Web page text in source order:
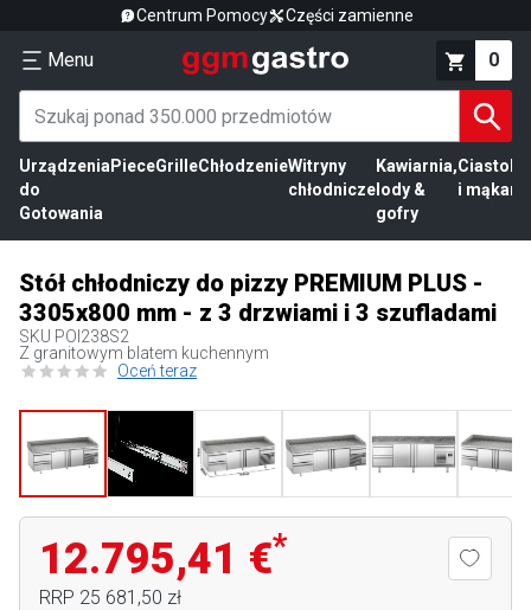
Centrum Pomocy Części zamienne
Menu 0
Urządzenia
do
Gotowania
PieceGrilleChłodzenieWitryny
chłodnicze
Kawiarnia,
lody &
gofry
Ciasto
i mąka
Stół chłodniczy do pizzy PREMIUM PLUS -
3305x800 mm - z 3 drzwiami i 3 szufladami
SKU POI238S2
Z granitowym blatem kuchennym
Oceń teraz
12.795,41 €*
RRP 25 681,50 zł